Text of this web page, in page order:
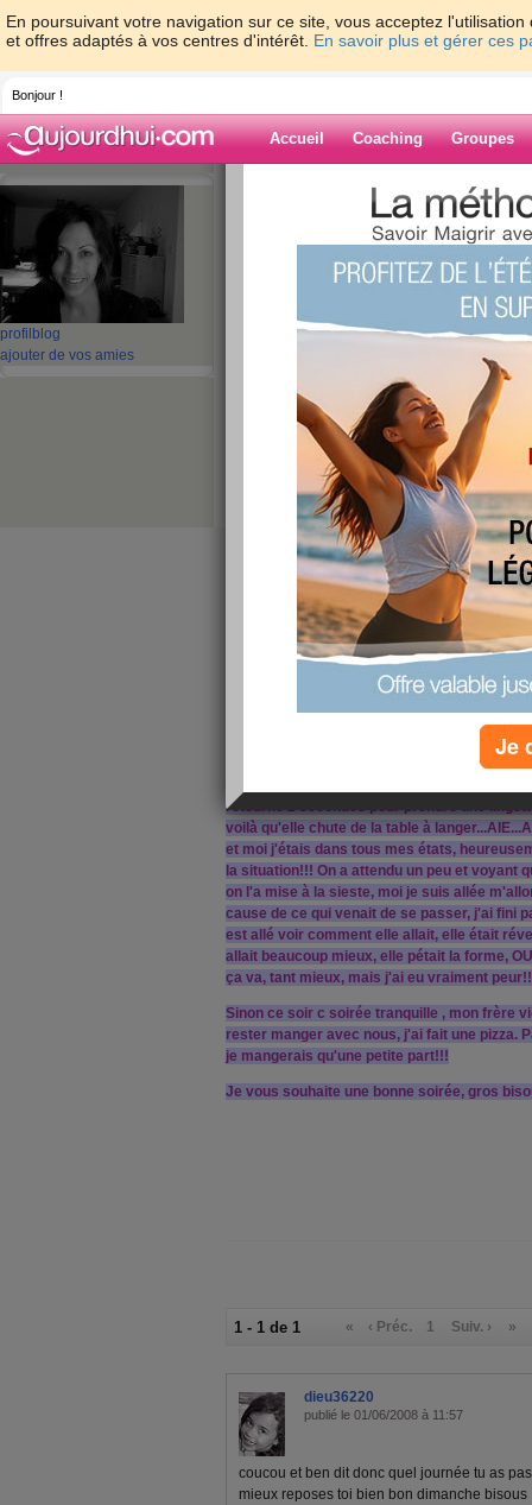
En poursuivant votre navigation sur ce site, vous acceptez
et offres adaptés à vos centres d'intérêt. En savoir plus et gérer ces
Bonjour !
Accueil Coaching Groupes
profil blog
ajouter de vos amies
> > Journée
Blog de EMA29
Journée
Kikou les miss,
Comment allez vous? Moi c moyen!!!
Ce matin je suis allée chez mon médecin,
comme la fois d'avant, elle m'a dit que
tombe bien que je ne travaille pas, parce
conclusion, il faut que je me repose un max!!!
Ensuite on est allé faire les courses avec
ma belle, parce que mon beau père est
embolie pulmonaire, heureusement il va
mère et ma petite voulait marcher mais il
d'une chaise, super la journée commence
Donc 12h30 on rentre à la maison,
retourne 2 secondes pour prendre une
voilà qu'elle chute de la table à
et moi j'étais dans tous mes états,
la situation!!! On a attendu un peu et voyant
on l'a mise à la sieste, moi je suis allée
cause de ce qui venait de se passer, j'ai fini
est allé voir comment elle allait, elle était
allait beaucoup mieux, elle pétait la forme,
ça va, tant mieux, mais j'ai eu vraiment
Sinon ce soir c soirée tranquille , mon frère
rester manger avec nous, j'ai fait une pizza.
je mangerais qu'une petite part!!!
Je vous souhaite une bonne soirée, gros
1 - 1 de 1 « ‹ Préc. 1 Suiv. › »
dieu36220
publié le 01/06/2008 à 11:57
coucou et ben dit donc quel journée tu as
mieux reposes toi bien bon dimanche bisous
Je